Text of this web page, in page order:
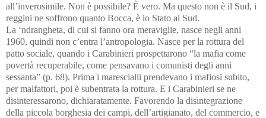
all’inverosimile. Non è possibile? È vero. Ma questo non è il Sud, i
reggini ne soffrono quanto Bocca, è lo Stato al Sud.
La ‘ndrangheta, di cui si fanno ora meraviglie, nasce negli anni
1960, quindi non c’entra l’antropologia. Nasce per la rottura del
patto sociale, quando i Carabinieri prospettarono “la mafia come
povertà recuperabile, come pensavano i comunisti degli anni
sessanta” (p. 68). Prima i marescialli prendevano i mafiosi subito,
per malfattori, poi è subentrata la rottura. E i Carabinieri se ne
disinteressarono, dichiaratamente. Favorendo la disintegrazione
della piccola borghesia dei campi, dell’artigianato, del commercio, e